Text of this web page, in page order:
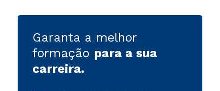
Garanta a melhor
formação para a sua
carreira.